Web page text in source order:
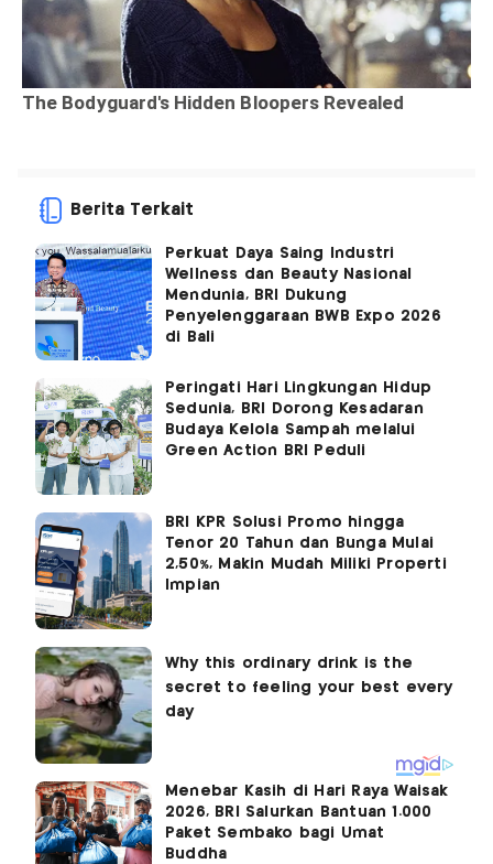
Berita Terkait
Perkuat Daya Saing Industri
Wellness dan Beauty Nasional
Mendunia, BRI Dukung
Penyelenggaraan BWB Expo 2026
di Bali
Peringati Hari Lingkungan Hidup
Sedunia, BRI Dorong Kesadaran
Budaya Kelola Sampah melalui
Green Action BRI Peduli
BRI KPR Solusi Promo hingga
Tenor 20 Tahun dan Bunga Mulai
2,50%, Makin Mudah Miliki Properti
Impian
Menebar Kasih di Hari Raya Waisak
2026, BRI Salurkan Bantuan 1.000
Paket Sembako bagi Umat
Buddha